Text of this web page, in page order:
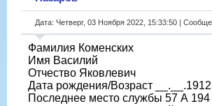
Дата: Четверг, 03 Ноября 2022, 15:33:50 |
Фамилия Коменских
Имя Василий
Отчество Яковлевич
Дата рождения/Возраст __.__.1912
Последнее место службы 57 А 194